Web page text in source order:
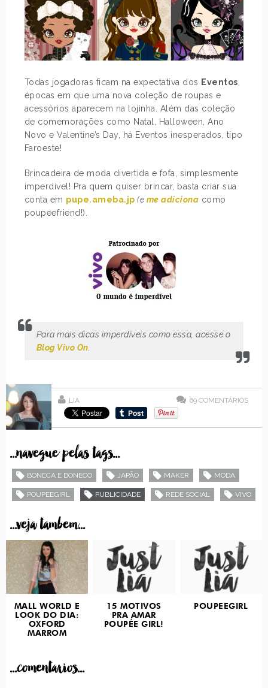
Todas jogadoras ficam na expectativa dos Eventos,
épocas em que uma nova coleção de roupas e
acessórios aparecem na lojinha. Além das coleção
de comemorações como Natal, Halloween, Ano
Novo e Valentine’s Day, há Eventos inesperados, tipo
Faroeste!
Brincadeira de moda divertida e fofa, simplesmente
imperdível! Pra quem quiser brincar, basta criar sua
conta em pupe.ameba.jp (e me adiciona como
poupeefriend!).
Para mais dicas imperdíveis como essa, acesse o
Blog Vivo On.
LIA 69 COMENTÁRIOS
...navegue pelas tags...
BONECA E BONECO JAPÃO MAKER MODA
POUPEEGIRL PUBLICIDADE REDE SOCIAL VIVO
...veja tambem...
MALL WORLD E
LOOK DO DIA:
OXFORD
MARROM
15 MOTIVOS
PRA AMAR
POUPÉE GIRL!
POUPEEGIRL
...comentarios...